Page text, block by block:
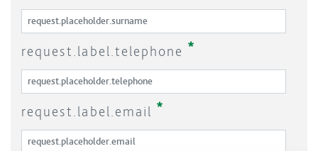
request.label.telephone Required
request.label.email Required